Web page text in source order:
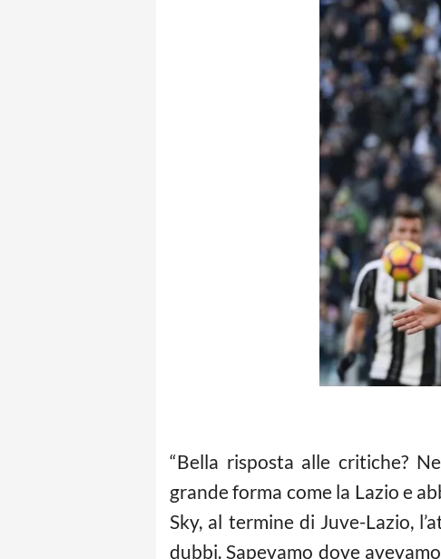
“Bella risposta alle critiche?
grande forma come la Lazio e
Sky, al termine di Juve-Lazio,
dubbi. Sapevamo dove